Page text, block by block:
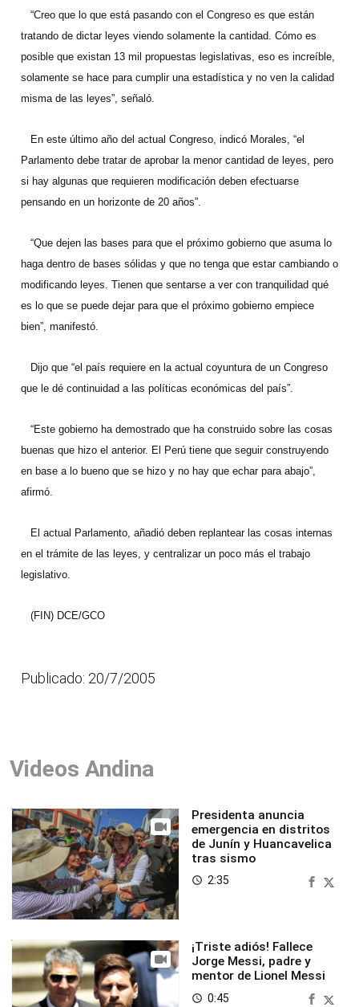
“Creo que lo que está pasando con el Congreso es que están
tratando de dictar leyes viendo solamente la cantidad. Cómo es
posible que existan 13 mil propuestas legislativas, eso es increíble,
solamente se hace para cumplir una estadística y no ven la calidad
misma de las leyes”, señaló.
En este último año del actual Congreso, indicó Morales, “el
Parlamento debe tratar de aprobar la menor cantidad de leyes, pero
si hay algunas que requieren modificación deben efectuarse
pensando en un horizonte de 20 años”.
“Que dejen las bases para que el próximo gobierno que asuma lo
haga dentro de bases sólidas y que no tenga que estar cambiando o
modificando leyes. Tienen que sentarse a ver con tranquilidad qué
es lo que se puede dejar para que el próximo gobierno empiece
bien”, manifestó.
Dijo que “el país requiere en la actual coyuntura de un Congreso
que le dé continuidad a las políticas económicas del país”.
“Este gobierno ha demostrado que ha construido sobre las cosas
buenas que hizo el anterior. El Perú tiene que seguir construyendo
en base a lo bueno que se hizo y no hay que echar para abajo”,
afirmó.
El actual Parlamento, añadió deben replantear las cosas internas
en el trámite de las leyes, y centralizar un poco más el trabajo
legislativo.
(FIN) DCE/GCO
Publicado: 20/7/2005
Videos Andina
Presidenta anuncia
emergencia en distritos
de Junín y Huancavelica
tras sismo
access_time 2:35
¡Triste adiós! Fallece
Jorge Messi, padre y
mentor de Lionel Messi
access_time 0:45